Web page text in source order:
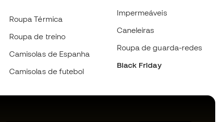
Roupa Térmica
Roupa de treino
Camisolas de Espanha
Camisolas de futebol
Impermeáveis
Caneleiras
Roupa de guarda-redes
Black Friday